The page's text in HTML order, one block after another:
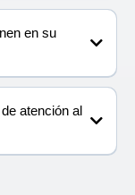
en su
atención al